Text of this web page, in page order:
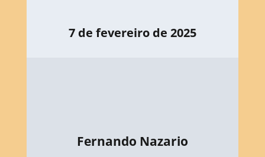
7 de fevereiro de 2025
Fernando Nazario